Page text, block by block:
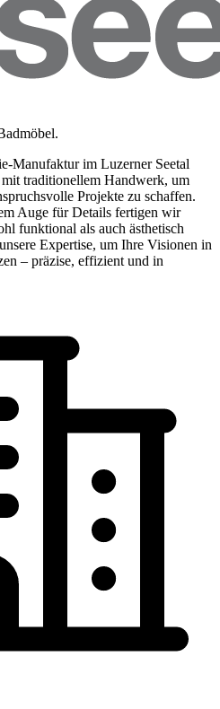
Manufaktur im Luzerner Seetal
traditionellem Handwerk, um
Projekte zu schaffen.
Auge für Details fertigen wir
funktional als auch ästhetisch
Expertise, um Ihre Visionen in
– präzise, effizient und in